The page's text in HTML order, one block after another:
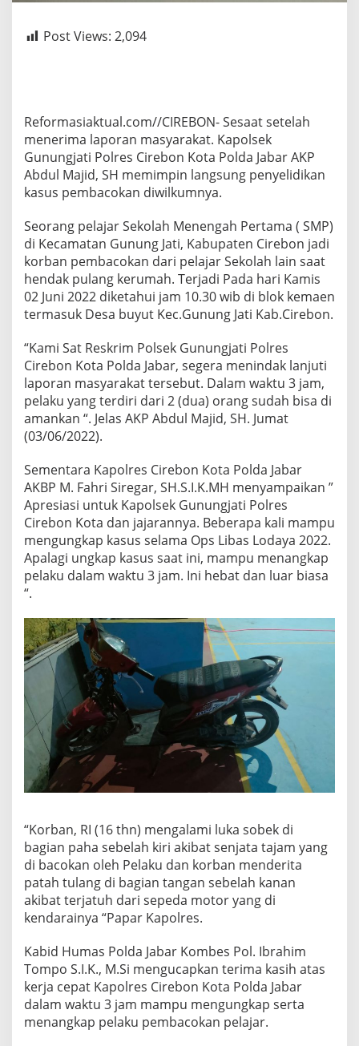
Post Views: 2,094
Reformasiaktual.com//CIREBON- Sesaat setelah
menerima laporan masyarakat. Kapolsek
Gunungjati Polres Cirebon Kota Polda Jabar AKP
Abdul Majid, SH memimpin langsung penyelidikan
kasus pembacokan diwilkumnya.
Seorang pelajar Sekolah Menengah Pertama ( SMP)
di Kecamatan Gunung Jati, Kabupaten Cirebon jadi
korban pembacokan dari pelajar Sekolah lain saat
hendak pulang kerumah. Terjadi Pada hari Kamis
02 Juni 2022 diketahui jam 10.30 wib di blok kemaen
termasuk Desa buyut Kec.Gunung Jati Kab.Cirebon.
“Kami Sat Reskrim Polsek Gunungjati Polres
Cirebon Kota Polda Jabar, segera menindak lanjuti
laporan masyarakat tersebut. Dalam waktu 3 jam,
pelaku yang terdiri dari 2 (dua) orang sudah bisa di
amankan “. Jelas AKP Abdul Majid, SH. Jumat
(03/06/2022).
Sementara Kapolres Cirebon Kota Polda Jabar
AKBP M. Fahri Siregar, SH.S.I.K.MH menyampaikan ”
Apresiasi untuk Kapolsek Gunungjati Polres
Cirebon Kota dan jajarannya. Beberapa kali mampu
mengungkap kasus selama Ops Libas Lodaya 2022.
Apalagi ungkap kasus saat ini, mampu menangkap
pelaku dalam waktu 3 jam. Ini hebat dan luar biasa
“.
“Korban, RI (16 thn) mengalami luka sobek di
bagian paha sebelah kiri akibat senjata tajam yang
di bacokan oleh Pelaku dan korban menderita
patah tulang di bagian tangan sebelah kanan
akibat terjatuh dari sepeda motor yang di
kendarainya “Papar Kapolres.
Kabid Humas Polda Jabar Kombes Pol. Ibrahim
Tompo S.I.K., M.Si mengucapkan terima kasih atas
kerja cepat Kapolres Cirebon Kota Polda Jabar
dalam waktu 3 jam mampu mengungkap serta
menangkap pelaku pembacokan pelajar.